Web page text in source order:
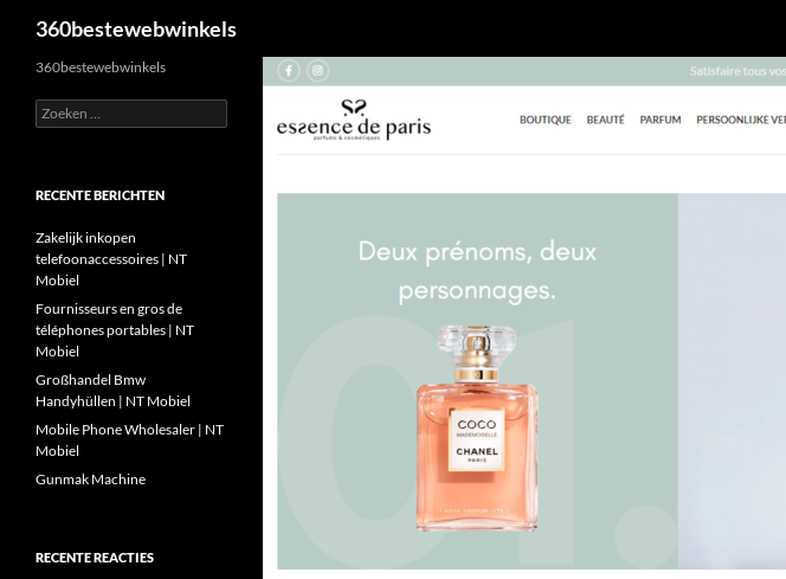
360bestewebwinkels
360bestewebwinkels
Zoeken
naar:
RECENTE BERICHTEN
Zakelijk inkopen
telefoonaccessoires | NT
Mobiel
Fournisseurs en gros de
téléphones portables | NT
Mobiel
Großhandel Bmw
Handyhüllen | NT Mobiel
Mobile Phone Wholesaler | NT
Mobiel
Gunmak Machine
RECENTE REACTIES